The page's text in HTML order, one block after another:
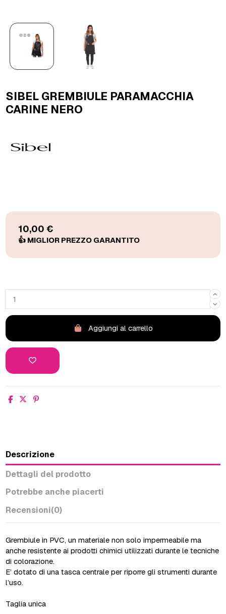
SIBEL GREMBIULE PARAMACCHIA
CARINE NERO
10,00 €
Aggiungi al carrello
Descrizione
Dettagli del prodotto
Potrebbe anche piacerti
Recensioni(0)
Grembiule in PVC, un materiale non solo impermeabile ma
anche resistente ai prodotti chimici utilizzati durante le tecniche
di colorazione.
E’ dotato di una tasca centrale per riporre gli strumenti durante
l’uso.
Taglia unica